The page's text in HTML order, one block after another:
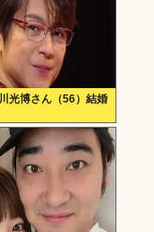
光博さん（56）結婚